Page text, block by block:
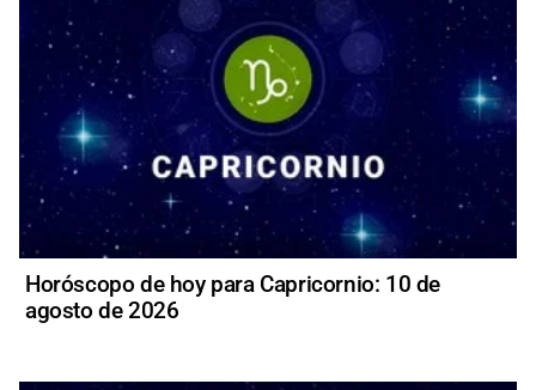
Horóscopo de hoy para Capricornio: 10 de
agosto de 2026